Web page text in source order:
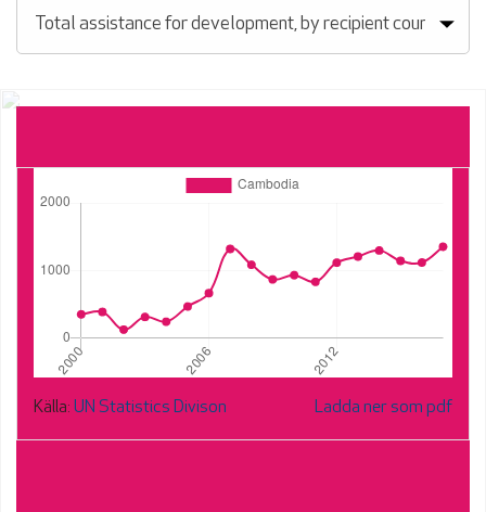
Källa: UN Statistics Divison Ladda ner som pdf